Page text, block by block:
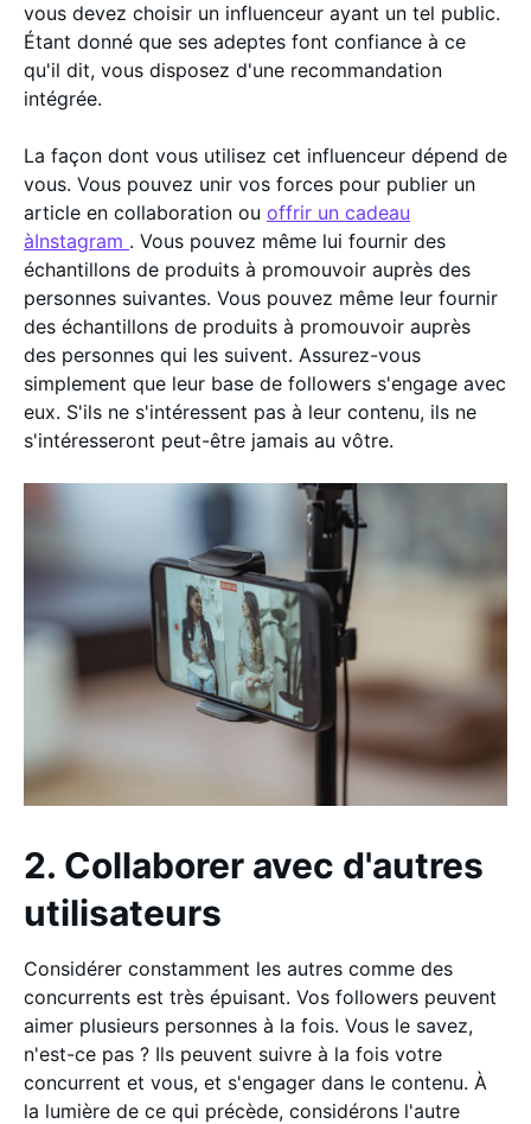
vous devez choisir un influenceur ayant un tel public.
Étant donné que ses adeptes font confiance à ce
qu'il dit, vous disposez d'une recommandation
intégrée.
La façon dont vous utilisez cet influenceur dépend de
vous. Vous pouvez unir vos forces pour publier un
article en collaboration ou offrir un cadeau
àInstagram . Vous pouvez même lui fournir des
échantillons de produits à promouvoir auprès des
personnes suivantes. Vous pouvez même leur fournir
des échantillons de produits à promouvoir auprès
des personnes qui les suivent. Assurez-vous
simplement que leur base de followers s'engage avec
eux. S'ils ne s'intéressent pas à leur contenu, ils ne
s'intéresseront peut-être jamais au vôtre.
2. Collaborer avec d'autres
utilisateurs
Considérer constamment les autres comme des
concurrents est très épuisant. Vos followers peuvent
aimer plusieurs personnes à la fois. Vous le savez,
n'est-ce pas ? Ils peuvent suivre à la fois votre
concurrent et vous, et s'engager dans le contenu. À
la lumière de ce qui précède, considérons l'autre